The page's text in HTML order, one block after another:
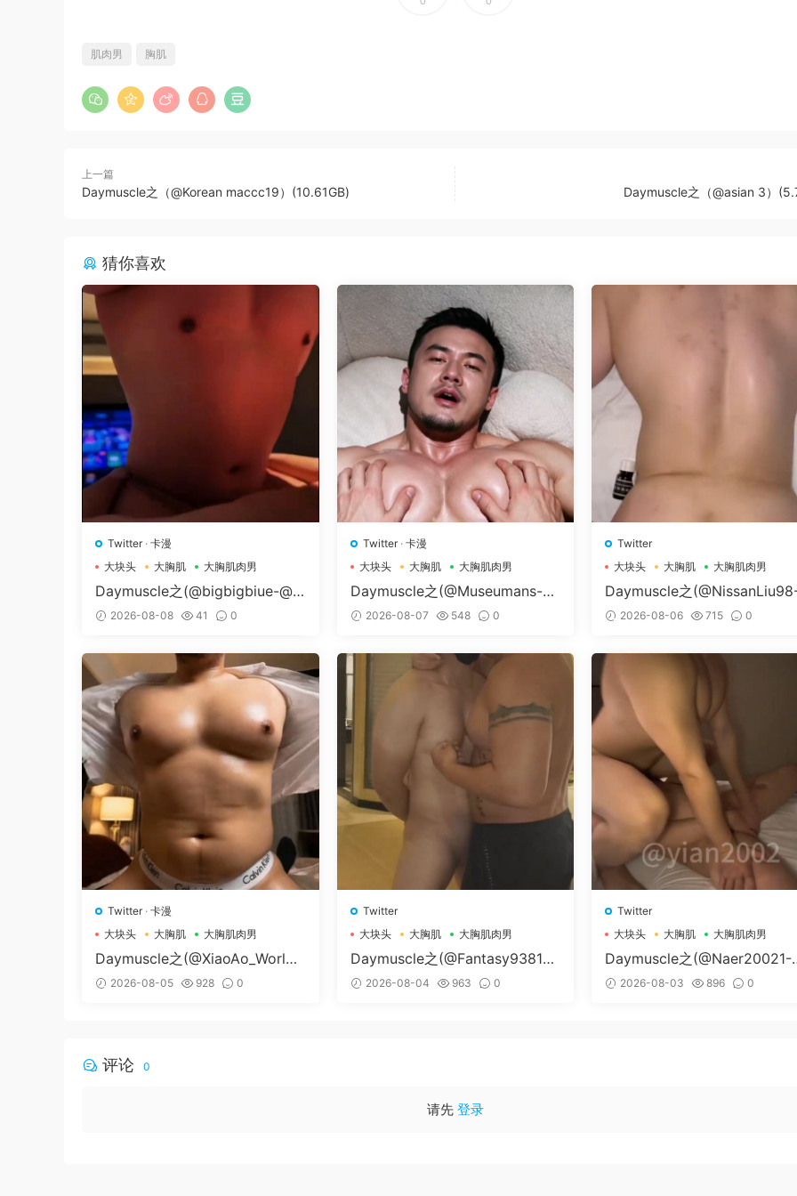
肌肉男 胸肌
上一篇
Daymuscle之（@Korean maccc19）(10.61GB) Daymuscle之（@asian 3）
猜你喜欢
Twitter· 卡漫
大块头
大胸肌 大胸肌肉男
Daymuscle之(@bigbigbiue-@B
Bb）2026-08-08 41 0
Twitter· 卡漫
大块头
大胸肌 大胸肌肉男
Daymuscle之(@Museumans-@
Museuman）
2026-08-07 548 0
Twitter
大块头
大胸肌 大胸肌肉男
Daymuscle之
Nissan98）
2026-08-06 715 0
Twitter· 卡漫
大块头
大胸肌 大胸肌肉男
Daymuscle之(@XiaoAo_World-
@XiaoAo.art）
2026-08-05 928 0
Twitter
大块头
大胸肌 大胸肌肉男
Daymuscle之(@Fantasy938155
79-@孔控Kong）
2026-08-04 963 0
Twitter
大块头
大胸肌 大胸肌肉男
Daymuscle之(@Naer20021-
纳尔）
2026-08-03 896 0
评论 0
请先 登录